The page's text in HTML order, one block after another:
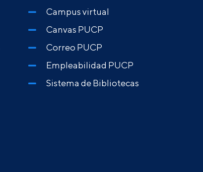
Campus virtual
Canvas PUCP
Correo PUCP
Empleabilidad PUCP
Sistema de Bibliotecas